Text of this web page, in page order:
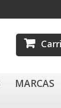
MARCAS